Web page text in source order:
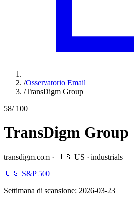
/Osservatorio Email
/TransDigm Group
58/ 100
TransDigm Group
transdigm.com · 🇺🇸 US · industrials
🇺🇸 S&P 500
Settimana di scansione: 2026-03-23